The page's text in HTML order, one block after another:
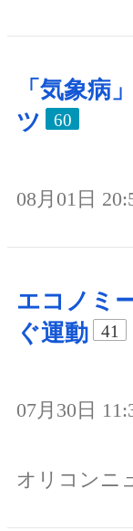
「気象病
ツ
60
08月01日
エコノミ
ぐ運動
41
07月30日
オリコンニ